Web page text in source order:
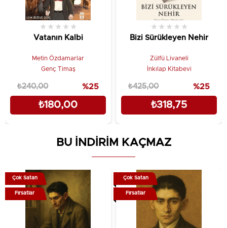
Vatanın Kalbi
★ ★ ★ ★ ★
Metin Özdamarlar
Genç Timaş
₺180,00
₺240,00 %25
Bizi Sürükleyen Nehir
★ ★ ★ ★ ★
Zülfü Livaneli
İnkılap Kitabevi
₺318,75
₺425,00 %25
BU İNDİRİM KAÇMAZ
Çok Satan
Fırsatlar
Çok Satan
Fırsatlar